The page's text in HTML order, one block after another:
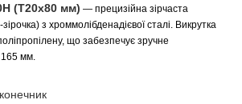
(T20x80 мм) — прецизійна зірчаста
з хроммолібденадієвої сталі. Викрутка
що забезпечує зручне
мм.